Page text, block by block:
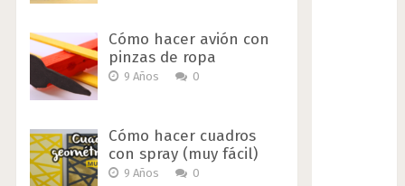
Cómo hacer avión con
pinzas de ropa
9 Años 0
Cómo hacer cuadros
con spray (muy fácil)
9 Años 0